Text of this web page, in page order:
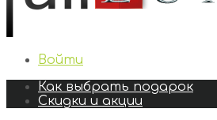
Войти
Как выбрать подарок
Скидки и акции